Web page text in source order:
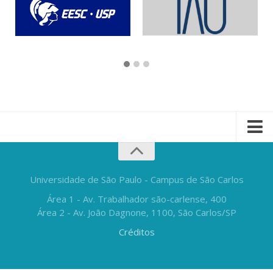
Universidade de São Paulo - Campus de São Carlos
Área 1 - Av. Trabalhador são-carlense, 400
Área 2 - Av. João Dagnone, 1100, São Carlos/SP
Créditos